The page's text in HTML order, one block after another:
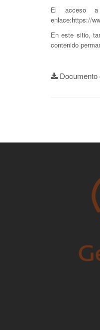
El acceso
enlace:https://
En este sitio,
contenido
Documento